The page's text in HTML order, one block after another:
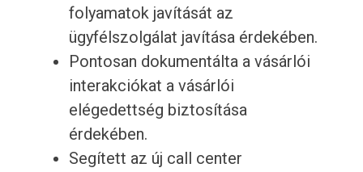
folyamatok javítását az
ügyfélszolgálat javítása érdekében.
Pontosan dokumentálta a vásárlói
interakciókat a vásárlói
elégedettség biztosítása
érdekében.
Segített az új call center